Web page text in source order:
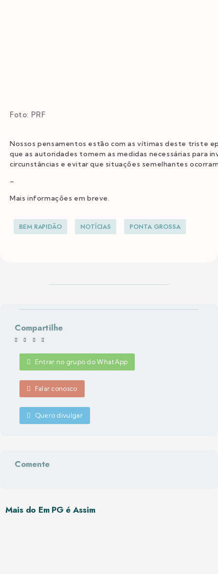
Foto: PRF
Nossos pensamentos estão com as vítimas deste triste
que as autoridades tomem as medidas necessárias para
circunstâncias e evitar que situações semelhantes
–
Mais informações em breve.
BEM RAPIDÃO NOTÍCIAS PONTA GROSSA
Compartilhe
Entrar no grupo do WhatApp
Falar conosco
Quero divulgar
Comente
Mais do Em PG é Assim